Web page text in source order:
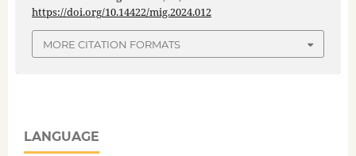
https://doi.org/10.14422/mig.2024.012
MORE CITATION FORMATS
LANGUAGE